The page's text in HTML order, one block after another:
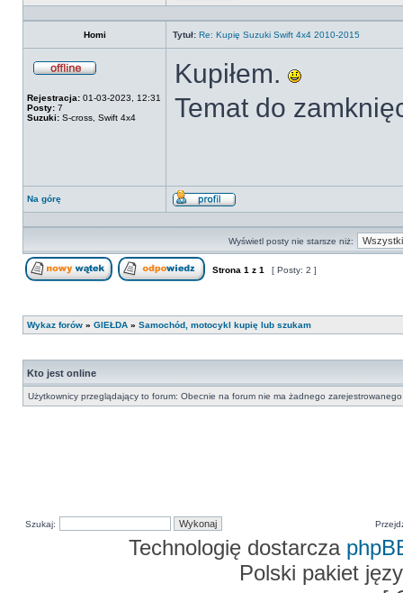
Wyświetl
Homi
Tytuł: Re: Kupię Suzuki Swift 4x4 2010-2015
Rejestracja: 01-03-2023, 12:31
Posty: 7
Suzuki: S-cross, Swift 4x4
Kupiłem.
Temat do
Na górę
Wyświetl
Wyświetl posty nie starsze niż:
Strona 1 z 1 [ Posty: 2 ]
Wykaz forów » GIEŁDA » Samochód, motocykl kupię lub szukam
Kto jest online
Użytkownicy przeglądający to forum: Obecnie na forum nie ma żadnego
Szukaj:
Technologię dostarcza
Polski pakiet